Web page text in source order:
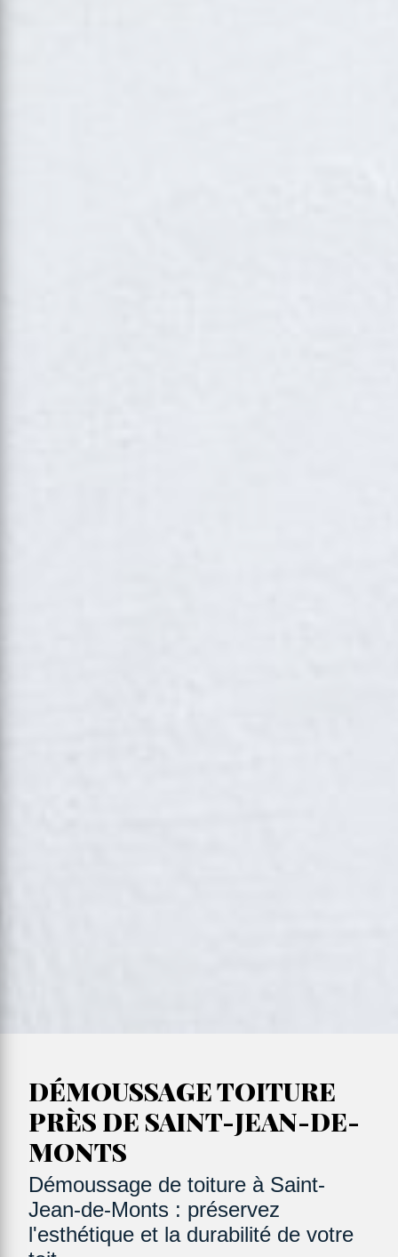
DÉMOUSSAGE TOITURE
PRÈS DE SAINT-JEAN-DE-
MONTS
Démoussage de toiture à Saint-
Jean-de-Monts : préservez
l'esthétique et la durabilité de votre